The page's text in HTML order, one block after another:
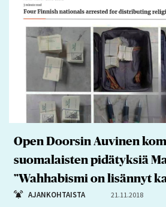
Open Doorsin Auvinen
suomalaisten pidätyksiä
”Wahhabismi on lisännyt
AJANKOHTAISTA 21.11.2018